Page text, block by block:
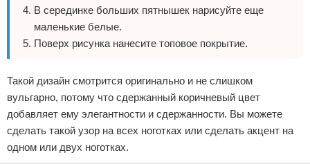
В серединке больших пятнышек нарисуйте еще
маленькие белые.
Поверх рисунка нанесите топовое покрытие.
Такой дизайн смотрится оригинально и не слишком
вульгарно, потому что сдержанный коричневый цвет
добавляет ему элегантности и сдержанности. Вы можете
сделать такой узор на всех ноготках или сделать акцент на
одном или двух ноготках.